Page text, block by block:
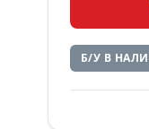
Б/У В